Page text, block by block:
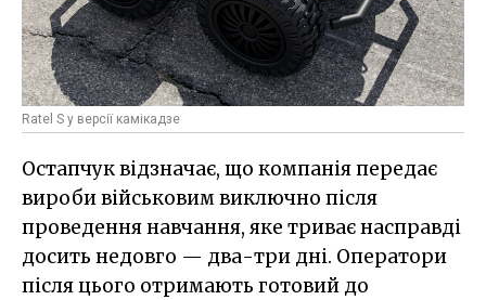
Ratel S у версії камікадзе
Остапчук відзначає, що компанія передає
вироби військовим виключно після
проведення навчання, яке триває насправді
досить недовго — два-три дні. Оператори
після цього отримають готовий до